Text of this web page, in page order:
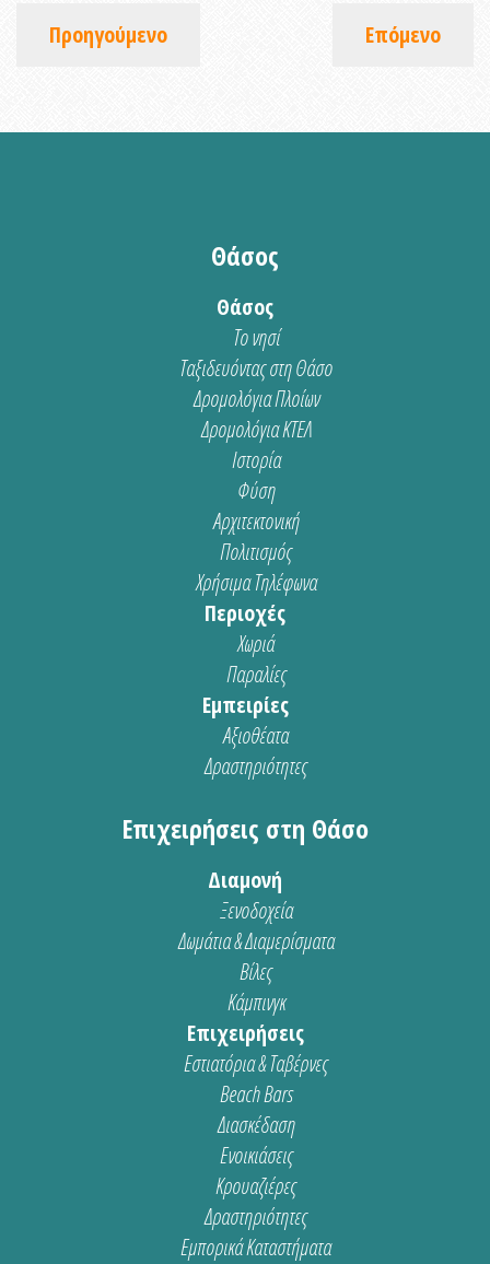
Προηγούμενο Επόμενο
Θάσος
Θάσος
Το νησί
Ταξιδευόντας στη Θάσο
Δρομολόγια Πλοίων
Δρομολόγια ΚΤΕΛ
Ιστορία
Φύση
Αρχιτεκτονική
Πολιτισμός
Χρήσιμα Τηλέφωνα
Περιοχές
Χωριά
Παραλίες
Εμπειρίες
Αξιοθέατα
Δραστηριότητες
Επιχειρήσεις στη Θάσο
Διαμονή
Ξενοδοχεία
Δωμάτια & Διαμερίσματα
Βίλες
Κάμπινγκ
Επιχειρήσεις
Εστιατόρια & Ταβέρνες
Beach Bars
Διασκέδαση
Ενοικιάσεις
Κρουαζιέρες
Δραστηριότητες
Εμπορικά Καταστήματα